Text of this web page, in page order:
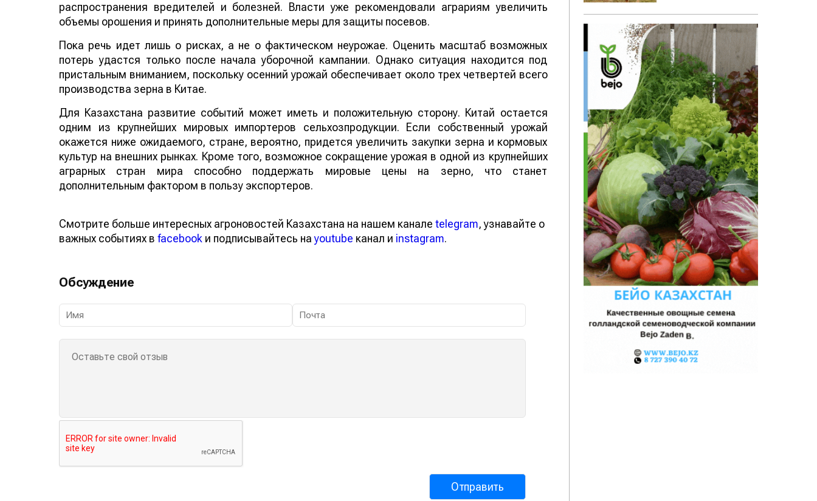
распространения вредителей и болезней. Власти уже рекомендовали аграриям увеличить
объемы орошения и принять дополнительные меры для защиты посевов.
Пока речь идет лишь о рисках, а не о фактическом неурожае. Оценить масштаб возможных
потерь удастся только после начала уборочной кампании. Однако ситуация находится под
пристальным вниманием, поскольку осенний урожай обеспечивает около трех четвертей всего
производства зерна в Китае.
Для Казахстана развитие событий может иметь и положительную сторону. Китай остается
одним из крупнейших мировых импортеров сельхозпродукции. Если собственный урожай
окажется ниже ожидаемого, стране, вероятно, придется увеличить закупки зерна и кормовых
культур на внешних рынках. Кроме того, возможное сокращение урожая в одной из крупнейших
аграрных стран мира способно поддержать мировые цены на зерно, что станет
дополнительным фактором в пользу экспортеров.
Смотрите больше интересных агроновостей Казахстана на нашем канале telegram, узнавайте о
важных событиях в facebook и подписывайтесь наyoutube канал и instagram.
Обсуждение